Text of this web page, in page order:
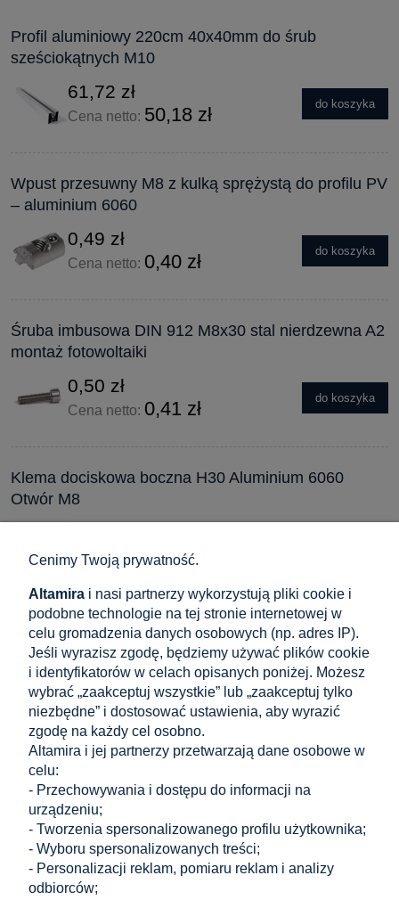
Profil aluminiowy 220cm 40x40mm do śrub
sześciokątnych M10
61,72 zł
Cena netto: 50,18 zł do koszyka
Wpust przesuwny M8 z kulką sprężystą do profilu PV
– aluminium 6060
0,49 zł
Cena netto: 0,40 zł do koszyka
Śruba imbusowa DIN 912 M8x30 stal nierdzewna A2
montaż fotowoltaiki
0,50 zł
Cena netto: 0,41 zł do koszyka
Klema dociskowa boczna H30 Aluminium 6060
Otwór M8
Cena netto:0,90 zł
Śruba sześciokątna DIN 933 M10x25 mm stal
nierdzewna A2 pełny gwint
0,73 zł
Cena netto: 0,59 zł do koszyka
Nakrętka kołnierzowa DIN 6923 M10 – stal
nierdzewna A2 do instalacji PV
0,31 zł
Cena netto:0,25 zł do koszyka
Cenimy Twoją prywatność.
Altamira i nasi partnerzy wykorzystują pliki cookie i
podobne technologie na tej stronie internetowej w
celu gromadzenia danych osobowych (np. adres IP).
Jeśli wyrazisz zgodę, będziemy używać plików cookie
i identyfikatorów w celach opisanych poniżej. Możesz
wybrać „zaakceptuj wszystkie” lub „zaakceptuj tylko
niezbędne” i dostosować ustawienia, aby wyrazić
zgodę na każdy cel osobno.
Altamira i jej partnerzy przetwarzają dane osobowe w
celu:
- Przechowywania i dostępu do informacji na
urządzeniu;
- Tworzenia spersonalizowanego profilu użytkownika;
- Wyboru spersonalizowanych treści;
- Personalizacji reklam, pomiaru reklam i analizy
odbiorców;